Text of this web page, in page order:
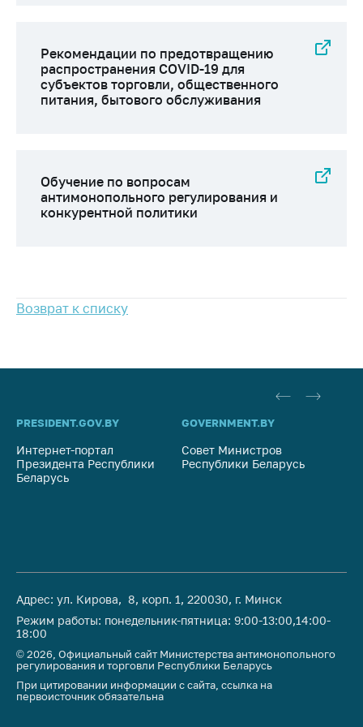
обсуждение
проектов
Маркировка
товаров
Рекомендации по
предотвращению
распространения
обслуживания
антимонопольного
политики
Рекомендации по предотвращению
распространения COVID-19 для
субъектов торговли, общественного
питания, бытового обслуживания
Обучение по вопросам
антимонопольного регулирования и
конкурентной политики
Возврат к списку
PRESIDENT.GOV.BY
Интернет-портал
Президента Республики
Беларусь
GOVERNMENT.BY
Совет Министров
Республики Беларусь
Адрес: ул. Кирова, 8, корп. 1, 220030, г. Минск
Режим работы: понедельник-пятница: 9:00-13:00,14:00-
18:00
© 2026, Официальный сайт Министерства антимонопольного
регулирования и торговли Республики Беларусь
При цитировании информации с сайта, ссылка на
первоисточник обязательна